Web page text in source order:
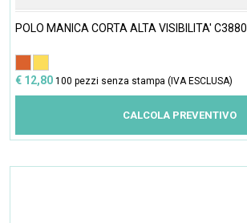
POLO MANICA CORTA ALTA VISIBILITA' C3880
€ 12,80 100 pezzi senza stampa (IVA ESCLUSA)
CALCOLA PREVENTIVO